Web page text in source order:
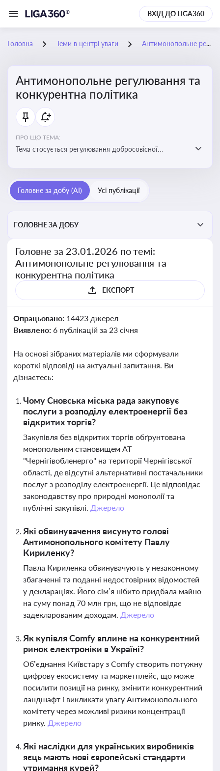
ВХІД ДО LIGA360
Головна Теми в центрі уваги Антимонопольне регулювання та конкурентна політика
Антимонопольне регулювання та
конкурентна політика
ПРО ЩО ТЕМА:
Тема стосується регулювання добросовісної
забезпечення рівних умов для суб’єктів
господарювання
Головне за добу (AI) Усі публікації
ГОЛОВНЕ ЗА ДОБУ
Головне за 23.01.2026 по темі:
Антимонопольне регулювання та
конкурентна політика
ЕКСПОРТ
Опрацьовано: 14423 джерел
Виявлено: 6 публікацій за 23 січня
На основі зібраних матеріалів ми сформували
короткі відповіді на актуальні запитання. Ви
дізнаєтесь:
Чому Сновська міська рада закуповує
послуги з розподілу електроенергії без
відкритих торгів?
Закупівля без відкритих торгів обґрунтована
монопольним становищем АТ
"Чернігівобленерго" на території Чернігівської
області, де відсутні альтернативні постачальники
послуг з розподілу електроенергії. Це відповідає
законодавству про природні монополії та
публічні закупівлі. Джерело
Які обвинувачення висунуто голові
Антимонопольного комітету Павлу
Кириленку?
Павла Кириленка обвинувачують у незаконному
збагаченні та поданні недостовірних відомостей
у деклараціях. Його сім’я нібито придбала майно
на суму понад 70 млн грн, що не відповідає
задекларованим доходам. Джерело
Як купівля Comfy вплине на конкурентний
ринок електроніки в Україні?
Об’єднання Київстару з Comfy створить потужну
цифрову екосистему та маркетплейс, що може
посилити позиції на ринку, змінити конкурентний
ландшафт і викликати увагу Антимонопольного
комітету через можливі ризики концентрації
ринку. Джерело
Які наслідки для українських виробників
яєць мають нові європейські стандарти
утримання курей?